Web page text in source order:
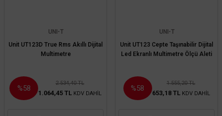
UNI-T
Unit UT123D True Rms Akıllı Dijital
Multimetre
%58
2.534,40 TL
1.064,45 TL KDV DAHİL
UNI-T
Unit UT123 Cepte Taşınabilir Dijital
Led Ekranlı Multimetre Ölçü Aleti
%58
1.555,20 TL
653,18 TL KDV DAHİL